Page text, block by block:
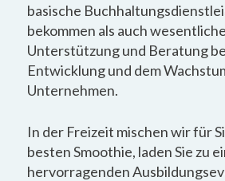
basische
bekommen als auch
Unterstützung und Beratung
Entwicklung und dem
Unternehmen.
In der Freizeit mischen wir für
besten Smoothie, laden Sie zu
hervorragenden